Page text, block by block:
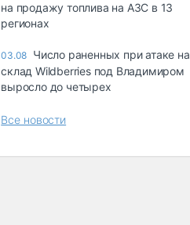
на продажу топлива на АЗС в 13
регионах
03.08 Число раненных при атаке на
склад Wildberries под Владимиром
выросло до четырех
Все новости